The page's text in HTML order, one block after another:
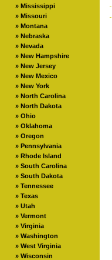
» Mississippi
» Missouri
» Montana
» Nebraska
» Nevada
» New Hampshire
» New Jersey
» New Mexico
» New York
» North Carolina
» North Dakota
» Ohio
» Oklahoma
» Oregon
» Pennsylvania
» Rhode Island
» South Carolina
» South Dakota
» Tennessee
» Texas
» Utah
» Vermont
» Virginia
» Washington
» West Virginia
» Wisconsin